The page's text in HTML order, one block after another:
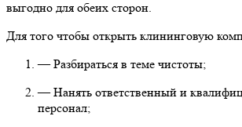
выгодно для обеих сторон.
Для того чтобы открыть клининговую
— Разбираться в теме чистоты;
— Нанять ответственный и
персонал;